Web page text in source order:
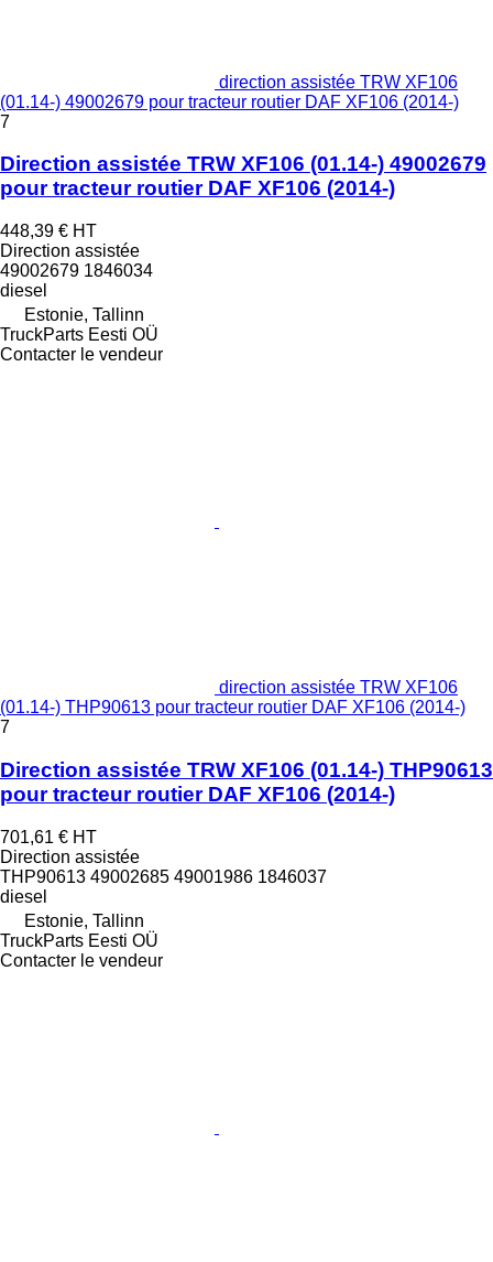
direction assistée TRW XF106
(01.14-) 49002679 pour tracteur routier DAF XF106 (2014-)
7
Direction assistée TRW XF106 (01.14-) 49002679
pour tracteur routier DAF XF106 (2014-)
448,39 € HT
Direction assistée
49002679 1846034
diesel
Estonie, Tallinn
TruckParts Eesti OÜ
Contacter le vendeur
direction assistée TRW XF106
(01.14-) THP90613 pour tracteur routier DAF XF106 (2014-)
7
Direction assistée TRW XF106 (01.14-) THP90613
pour tracteur routier DAF XF106 (2014-)
701,61 € HT
Direction assistée
THP90613 49002685 49001986 1846037
diesel
Estonie, Tallinn
TruckParts Eesti OÜ
Contacter le vendeur